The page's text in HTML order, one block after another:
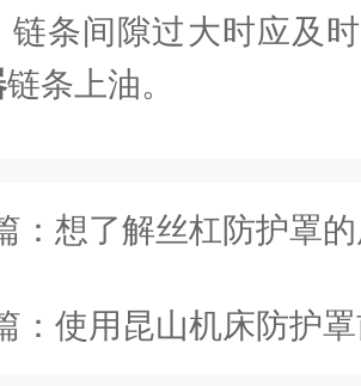
链条间隙过大时应及
链条上油。
： 想了解丝杠防护罩
： 使用昆山机床防护罩前